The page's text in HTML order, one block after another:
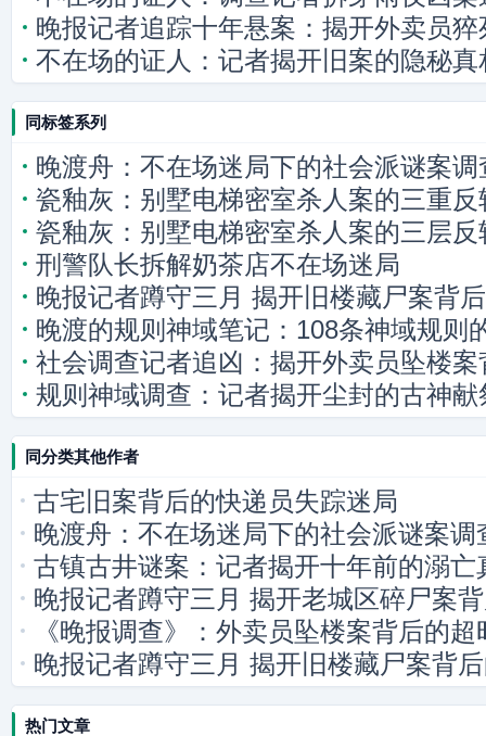
晚报记者追踪十年悬案：揭开外卖员
不在场的证人：记者揭开旧案的隐秘真
同标签系列
晚渡舟：不在场迷局下的社会派谜案调
瓷釉灰：别墅电梯密室杀人案的三重反
瓷釉灰：别墅电梯密室杀人案的三层反
刑警队长拆解奶茶店不在场迷局
晚报记者蹲守三月 揭开旧楼藏尸案背
晚渡的规则神域笔记：108条神域规则
社会调查记者追凶：揭开外卖员坠楼
规则神域调查：记者揭开尘封的古神献
同分类其他作者
古宅旧案背后的快递员失踪迷局
晚渡舟：不在场迷局下的社会派谜案调
古镇古井谜案：记者揭开十年前的溺亡
晚报记者蹲守三月 揭开老城区碎尸案
《晚报调查》：外卖员坠楼案背后的
晚报记者蹲守三月 揭开旧楼藏尸案背
热门文章